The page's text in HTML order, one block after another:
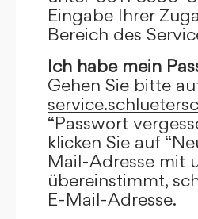
Eingabe Ihrer
Bereich des
Ich habe mein
Gehen Sie bitte
“Passwort
klicken Sie auf
Mail-Adresse mit
übereinstimmt,
E-Mail-Adresse.